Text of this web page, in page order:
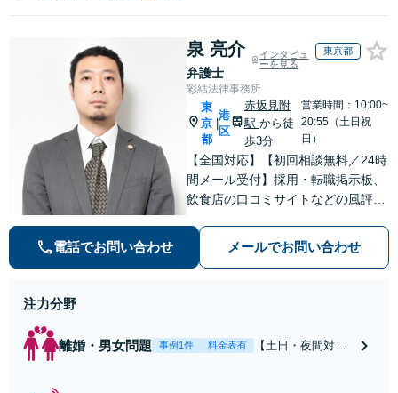
泉 亮介
弁護士
インタビュ
ーを見る
東京都
彩結法律事務所
東
京
都
港
区
赤坂見附
駅 から徒
歩3分
営業時間：10:00~
20:55（土日祝
日）
【全国対応】【初回相談無料／24時
間メール受付】採用・転職掲示板、
飲食店の口コミサイトなどの風評被
の種類を問わず相談可。可能な限り
早期対応で駆けつけサポート【労
電話でお問い合わせ メールでお問い合わせ
注力分野
離婚・男女問題 事例1件 料金表有
【土日・夜間対応